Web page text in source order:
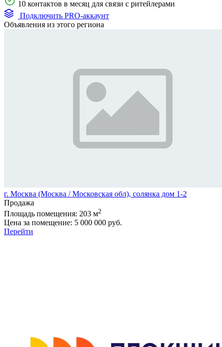
10 контактов в месяц для связи с ритейлерами
Подключить PRO-аккаунт
Объявления из этого региона
г. Москва (Москва / Московская обл), солянка дом 1-2
Продажа
Площадь помещения: 203 м2
Цена за помещение: 5 000 000 руб.
Перейти